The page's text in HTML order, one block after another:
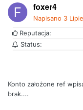
foxer4
Napisano 3
Reputacja:
Status:
Konto założone ref
brak....